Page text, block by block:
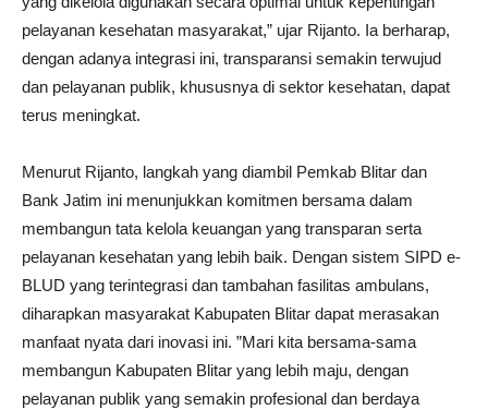
pelayanan kesehatan masyarakat,” ujar Rijanto. Ia berharap,
dengan adanya integrasi ini, transparansi semakin terwujud
dan pelayanan publik, khususnya di sektor kesehatan, dapat
terus meningkat.
Menurut Rijanto, langkah yang diambil Pemkab Blitar dan
Bank Jatim ini menunjukkan komitmen bersama dalam
membangun tata kelola keuangan yang transparan serta
pelayanan kesehatan yang lebih baik. Dengan sistem SIPD e-
BLUD yang terintegrasi dan tambahan fasilitas ambulans,
diharapkan masyarakat Kabupaten Blitar dapat merasakan
manfaat nyata dari inovasi ini. ”Mari kita bersama-sama
membangun Kabupaten Blitar yang lebih maju, dengan
pelayanan publik yang semakin profesional dan berdaya